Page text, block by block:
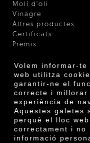
Volem informar-
web utilitza
garantir-ne el
correcte i millorar
experiència de
Aquestes galetes
perquè el lloc
correctament i no
informació
Molí d'oli
Vinagre
Altres productes
Certificats
Premis